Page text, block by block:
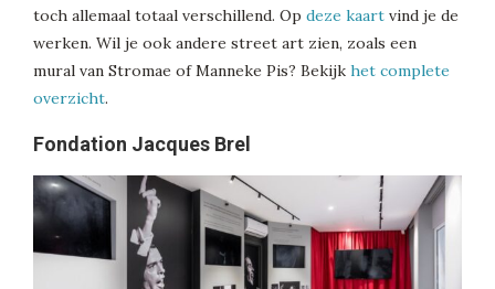
toch allemaal totaal verschillend. Op deze kaart vind je de
werken. Wil je ook andere street art zien, zoals een
mural van Stromae of Manneke Pis? Bekijk het complete
overzicht.
Fondation Jacques Brel